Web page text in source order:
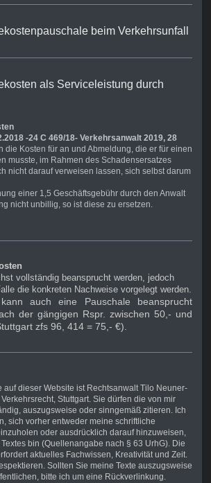
beim Verkehrsunfall
als Serviceleistung durch
-24 C 469/18- Verkehrsanwalt 2019, 28
die Kosten für an und Abmeldung, die er für einen
musste, im Rahmen des Schadensersatzes
nicht darauf verweisen lassen, sich selbst darum
einer 1,5 Geschäftsgebühr durch den Anwalt
nicht unbillig, so ist diese zu ersetzen.
vollständig beansprucht werden, jedoch
die konkreten Nachweise vorgelegt werden.
auch eine Pauschale beansprucht
der gängigen Rspr. zwischen 50,- und
zfs 96, 414 = 75,- €).
auf dieser Website ist Rechtsanwalt Tilo Neuner-
Stuttgart. Sie dürfen die von mir
auszugsweise oder sinngemäß zitieren. Ich
sich vorher entweder meine schriftliche
oder ausdrücklich darauf hinzuweisen,
bin (Quellenangabe nach § 63 UrhG). Die
aktuelles Fachwissen, Kreativität und Zeit.
Sollten Sie meine Texte auszugsweise
bitte ich um eine Rückverlinkung.